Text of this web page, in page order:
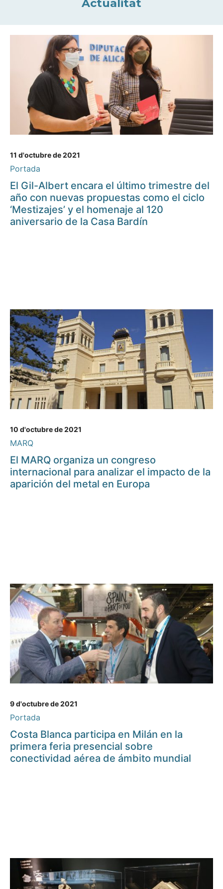
Actualitat
11 d'octubre de 2021
Portada
El Gil-Albert encara el último trimestre del
año con nuevas propuestas como el ciclo
‘Mestizajes’ y el homenaje al 120
aniversario de la Casa Bardín
10 d'octubre de 2021
MARQ
El MARQ organiza un congreso
internacional para analizar el impacto de la
aparición del metal en Europa
9 d'octubre de 2021
Portada
Costa Blanca participa en Milán en la
primera feria presencial sobre
conectividad aérea de ámbito mundial